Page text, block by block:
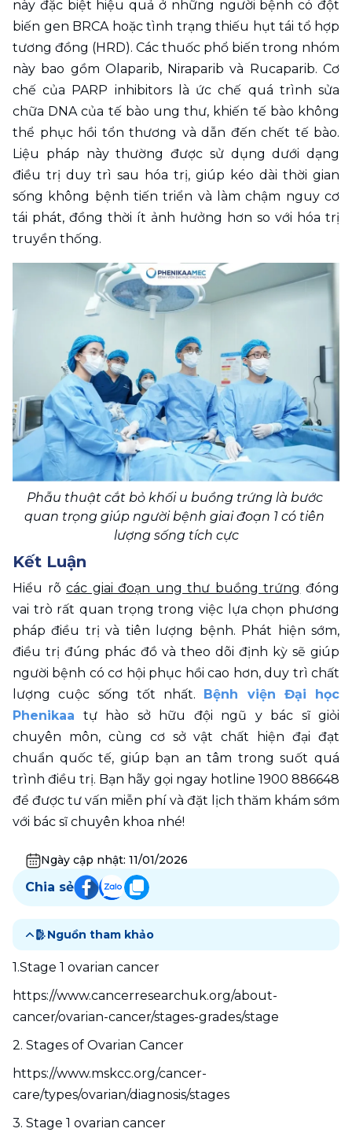
này đặc biệt hiệu quả ở những người bệnh có đột
biến gen BRCA hoặc tình trạng thiếu hụt tái tổ hợp
tương đồng (HRD). Các thuốc phổ biến trong nhóm
này bao gồm Olaparib, Niraparib và Rucaparib. Cơ
chế của PARP inhibitors là ức chế quá trình sửa
chữa DNA của tế bào ung thư, khiến tế bào không
thể phục hồi tổn thương và dẫn đến chết tế bào.
Liệu pháp này thường được sử dụng dưới dạng
điều trị duy trì sau hóa trị, giúp kéo dài thời gian
sống không bệnh tiến triển và làm chậm nguy cơ
tái phát, đồng thời ít ảnh hưởng hơn so với hóa trị
truyền thống.
Phẫu thuật cắt bỏ khối u buồng trứng là bước
quan trọng giúp người bệnh giai đoạn 1 có tiên
lượng sống tích cực
Kết Luận
Hiểu rõ các giai đoạn ung thư buồng trứng đóng
vai trò rất quan trọng trong việc lựa chọn phương
pháp điều trị và tiên lượng bệnh. Phát hiện sớm,
điều trị đúng phác đồ và theo dõi định kỳ sẽ giúp
người bệnh có cơ hội phục hồi cao hơn, duy trì chất
lượng cuộc sống tốt nhất. Bệnh viện Đại học
Phenikaa tự hào sở hữu đội ngũ y bác sĩ giỏi
chuyên môn, cùng cơ sở vật chất hiện đại đạt
chuẩn quốc tế, giúp bạn an tâm trong suốt quá
trình điều trị. Bạn hãy gọi ngay hotline 1900 886648
để được tư vấn miễn phí và đặt lịch thăm khám sớm
với bác sĩ chuyên khoa nhé!
Ngày cập nhật: 11/01/2026
Chia sẻ
Nguồn tham khảo
1.Stage 1 ovarian cancer
https://www.cancerresearchuk.org/about-
cancer/ovarian-cancer/stages-grades/stage
2. Stages of Ovarian Cancer
https://www.mskcc.org/cancer-
care/types/ovarian/diagnosis/stages
3. Stage 1 ovarian cancer